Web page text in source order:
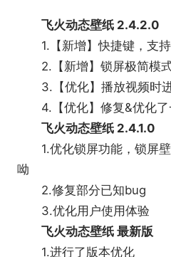
飞火动态壁纸 2.4.2.0
1.【新增】快捷键，支持
2.【新增】锁屏极简模式
3.【优化】播放视频时进
4.【优化】修复&优化了
飞火动态壁纸 2.4.1.0
1.优化锁屏功能，锁屏壁
呦
2.修复部分已知bug
3.优化用户使用体验
飞火动态壁纸 最新版
1.进行了版本优化